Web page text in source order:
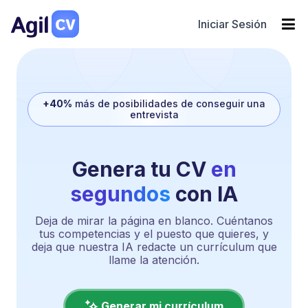
Iniciar Sesión
+40% más de posibilidades de conseguir una
entrevista
Genera tu CV en
segundos con IA
Deja de mirar la página en blanco. Cuéntanos
tus competencias y el puesto que quieres, y
deja que nuestra IA redacte un currículum que
llame la atención.